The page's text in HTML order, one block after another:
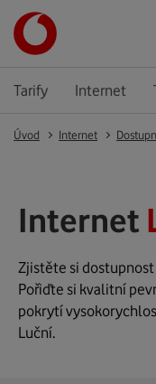
Tarify Internet
Úvod Internet
Internet
Zjistěte si
Pořiďte si kvalitní
pokrytí
Luční.